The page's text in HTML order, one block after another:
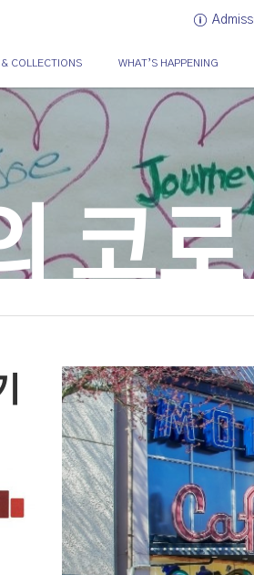
& COLLECTIONS WHAT’S HAPPENING
코